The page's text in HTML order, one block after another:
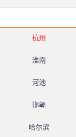
杭州
淮南
河池
邯郸
哈尔滨